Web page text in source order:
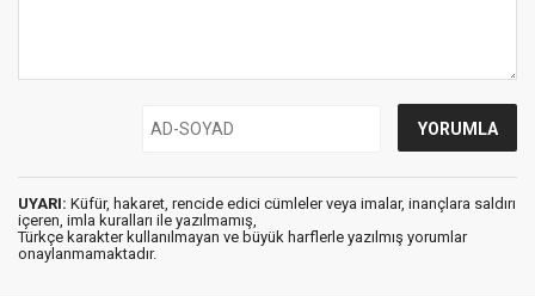
UYARI: Küfür, hakaret, rencide edici cümleler veya imalar, inançlara saldırı
içeren, imla kuralları ile yazılmamış,
Türkçe karakter kullanılmayan ve büyük harflerle yazılmış yorumlar
onaylanmamaktadır.